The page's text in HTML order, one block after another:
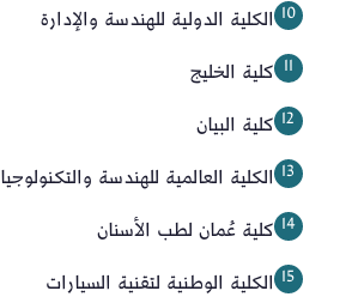
الكلية الدولية للهندسة والإدارة
كلية الخليج
كلية البيان
الكلية العالمية للهندسة والتكنولوجيا
كلية عُمان لطب الأسنان
الكلية الوطنية لتقنية السيارات